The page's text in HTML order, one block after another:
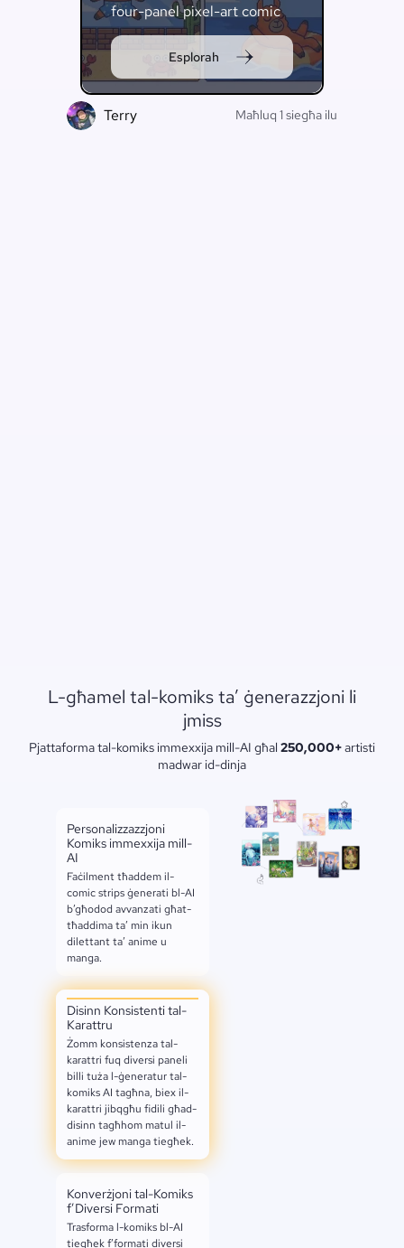
four-panel pixel-art comic
strip.
Esplorah
Terry Maħluq 1 siegħa ilu
L-għamel tal-komiks ta’ ġenerazzjoni li
jmiss
Pjattaforma tal-komiks immexxija mill-AI għal 250,000+artisti
madwar id-dinja
Personalizzazzjoni
Komiks immexxija mill-
AI
Faċilment tħaddem il-
comic strips ġenerati bl-AI
b’għodod avvanzati għat-
tħaddima ta’ min ikun
dilettant ta’ anime u
manga.
Disinn Konsistenti tal-
Karattru
Żomm konsistenza tal-
karattri fuq diversi paneli
billi tuża l-ġeneratur tal-
komiks AI tagħna, biex il-
karattri jibqgħu fidili għad-
disinn tagħhom matul il-
anime jew manga tiegħek.
Konverżjoni tal-Komiks
f’Diversi Formati
Trasforma l-komiks bl-AI
tiegħek f’formati diversi